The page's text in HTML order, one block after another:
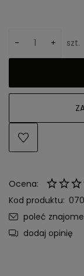
- + szt.
Ocena:
Kod produktu:
poleć
dodaj opinię